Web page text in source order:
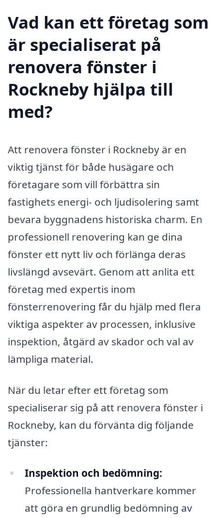
Vad kan ett företag som
är specialiserat på
renovera fönster i
Rockneby hjälpa till
med?
Att renovera fönster i Rockneby är en
viktig tjänst för både husägare och
företagare som vill förbättra sin
fastighets energi- och ljudisolering samt
bevara byggnadens historiska charm. En
professionell renovering kan ge dina
fönster ett nytt liv och förlänga deras
livslängd avsevärt. Genom att anlita ett
företag med expertis inom
fönsterrenovering får du hjälp med flera
viktiga aspekter av processen, inklusive
inspektion, åtgärd av skador och val av
lämpliga material.
När du letar efter ett företag som
specialiserar sig på att renovera fönster i
Rockneby, kan du förvänta dig följande
tjänster:
Inspektion och bedömning:
Professionella hantverkare kommer
att göra en grundlig bedömning av